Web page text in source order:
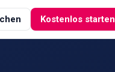
Kostenlos starten